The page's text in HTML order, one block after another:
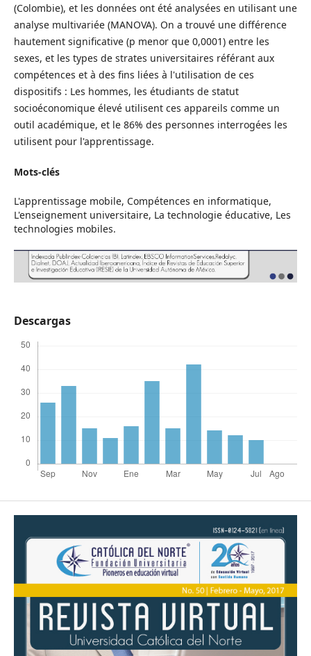
(Colombie), et les données ont été analysées en utilisant une
analyse multivariée (MANOVA). On a trouvé une différence
hautement significative (p menor que 0,0001) entre les
sexes, et les types de strates universitaires référant aux
compétences et à des fins liées à l'utilisation de ces
dispositifs : Les hommes, les étudiants de statut
socioéconomique élevé utilisent ces appareils comme un
outil académique, et le 86% des personnes interrogées les
utilisent pour l'apprentissage.
Mots-clés
L'apprentissage mobile, Compétences en informatique,
L'enseignement universitaire, La technologie éducative, Les
technologies mobiles.
Descargas